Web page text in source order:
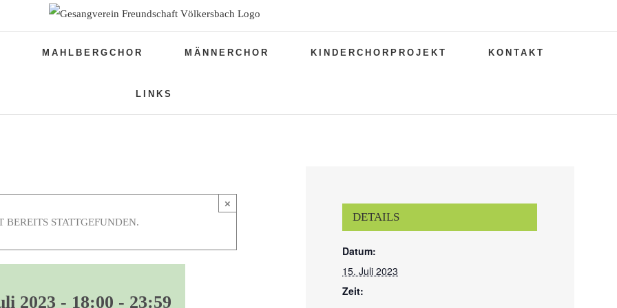
MAHLBERGCHOR MÄNNERCHOR KINDERCHORPROJEKT KONTAKT
LINKS
×
STATTGEFUNDEN.
2023 - 18:00 - 23:59
DETAILS
Datum:
15. Juli 2023
Zeit: